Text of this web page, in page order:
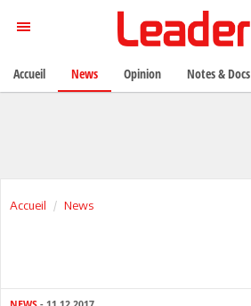
Accueil News
Accueil News Opinion Notes & Docs